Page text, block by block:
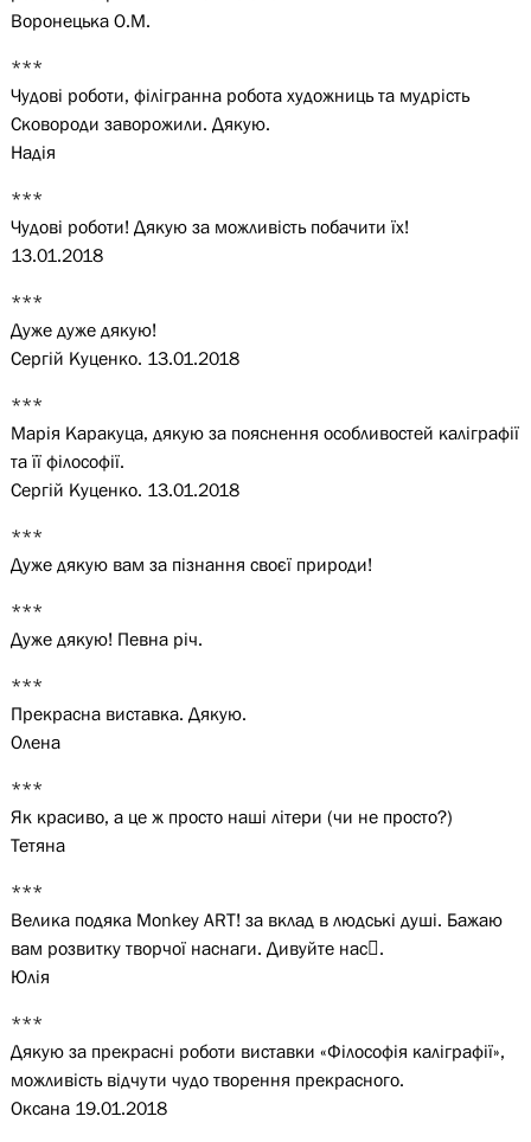
Воронецька О.М.
***
Чудові роботи, філігранна робота художниць та мудрість
Сковороди заворожили. Дякую.
Надія
***
Чудові роботи! Дякую за можливість побачити їх!
13.01.2018
***
Дуже дуже дякую!
Сергій Куценко. 13.01.2018
***
Марія Каракуца, дякую за пояснення особливостей каліграфії
та її філософії.
Сергій Куценко. 13.01.2018
***
Дуже дякую вам за пізнання своєї природи!
***
Дуже дякую! Певна річ.
***
Прекрасна виставка. Дякую.
Олена
***
Як красиво, а це ж просто наші літери (чи не просто?)
Тетяна
***
Велика подяка Monkey ART! за вклад в людські душі. Бажаю
вам розвитку творчої наснаги. Дивуйте нас.
Юлія
***
Дякую за прекрасні роботи виставки «Філософія каліграфії»,
можливість відчути чудо творення прекрасного.
Оксана 19.01.2018